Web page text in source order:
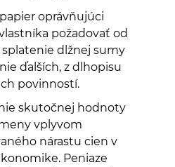
oprávňujúci
požadovať od
dlžnej sumy
ďalších, z dlhopisu
povinností.
skutočnej hodnoty
vplyvom
nárastu cien v
Peniaze